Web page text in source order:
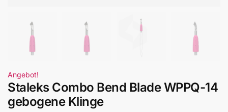
Angebot!
Staleks Combo Bend Blade WPPQ-14
gebogene Klinge